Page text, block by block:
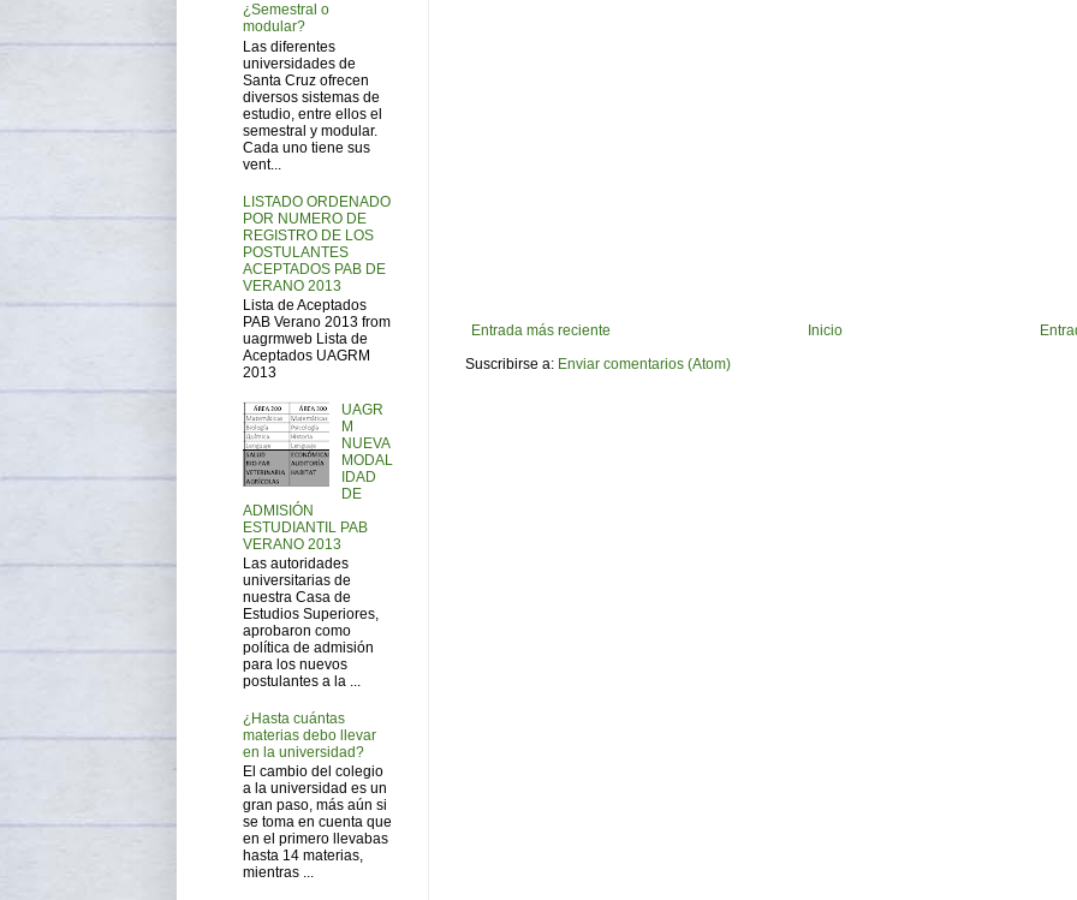
Entrada más reciente
Inicio
Suscribirse a: Enviar comentarios (Atom)
¿Semestral o
modular?
Las diferentes
universidades de
Santa Cruz ofrecen
diversos sistemas de
estudio, entre ellos el
semestral y modular.
Cada uno tiene sus
vent...
LISTADO ORDENADO
POR NUMERO DE
REGISTRO DE LOS
POSTULANTES
ACEPTADOS PAB DE
VERANO 2013
Lista de Aceptados
PAB Verano 2013 from
uagrmweb Lista de
Aceptados UAGRM
2013
UAGR
M
NUEVA
MODAL
IDAD
DE
ADMISIÓN
ESTUDIANTIL PAB
VERANO 2013
Las autoridades
universitarias de
nuestra Casa de
Estudios Superiores,
aprobaron como
política de admisión
para los nuevos
postulantes a la ...
¿Hasta cuántas
materias debo llevar
en la universidad?
El cambio del colegio
a la universidad es un
gran paso, más aún si
se toma en cuenta que
en el primero llevabas
hasta 14 materias,
mientras ...